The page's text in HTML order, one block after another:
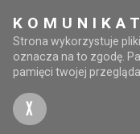
Strona wykorzystuje
oznacza na to zgodę.
pamięci twojej
X